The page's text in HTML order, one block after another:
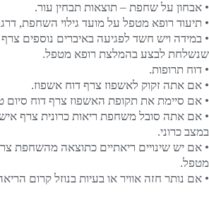
• אבחון על שחפת – תוצאות תבחין עור.
• תיעוד רופא מטפל על מועד גילוי השחפת,
• במידה ויש חשד לפגיעה באיברים נוספים
שנשלחת לבצע בהמלצת רופא מטפל.
• דוח תרופות.
• אם אתה זקוק לאשפוז צרף דוח אשפוז.
• אם סיימת את תקופת האשפוז צרף דוח סיום
• אם אתה סובל משחפת ריאות כרונית צרף
במצב כרוני.
• אם יש שינויים ריאתיים כתוצאה מהשחפת
מטפל.
• אם נותר חזה אוויר או בעיות בנוזל קרום